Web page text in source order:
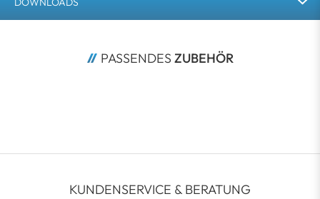
PASSENDES ZUBEHÖR
KUNDENSERVICE & BERATUNG